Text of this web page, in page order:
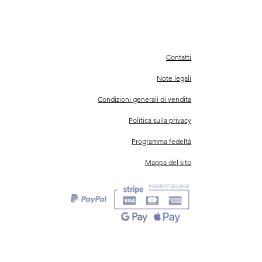
Contatti
Note legali
Condizioni generali di vendita
Politica sulla privacy
Programma fedeltà
Mappa del sito